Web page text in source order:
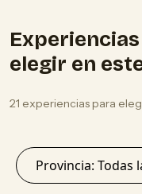
elegir en
21 experiencias para
Provincia: